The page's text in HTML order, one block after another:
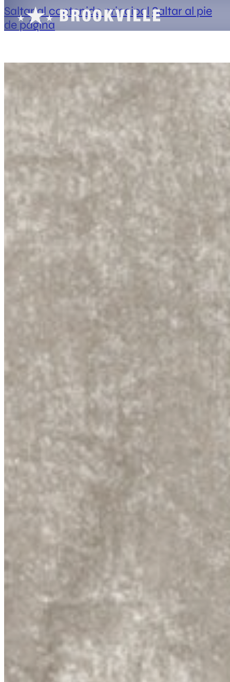
Saltar al contenido principal Saltar al pie
de página